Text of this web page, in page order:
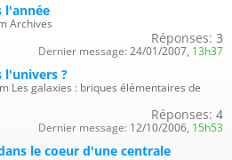
l'année
Archives
Réponses: 3
Dernier message: 24/01/2007, 13h37
l'univers ?
Les galaxies : briques élémentaires de
Réponses: 4
Dernier message: 12/10/2006, 15h53
le coeur d'une centrale